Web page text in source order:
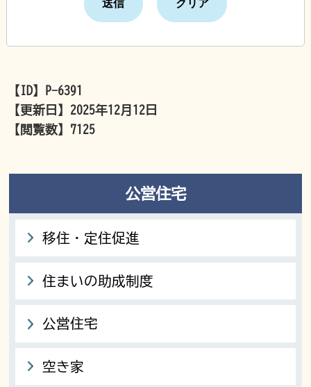
【ID】
P-6391
【更新日】 2025年12月12日
【閲覧数】 7125
公営住宅
移住・定住促進
住まいの助成制度
公営住宅
空き家